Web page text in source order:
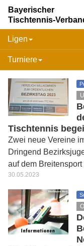
Bayerischer
Tischtennis-
Ligen
Turniere
Tischtennis
Zwei neue Vereine
Dringend
auf dem Breitensport
30.05.2023